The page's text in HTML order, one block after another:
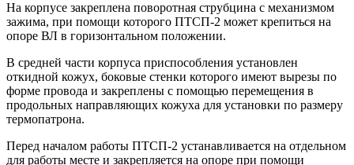
На корпусе закреплена поворотная струбцина с механизмом
зажима, при помощи которого ПТСП-2 может крепиться на
опоре ВЛ в горизонтальном положении.
В средней части корпуса приспособления установлен
откидной кожух, боковые стенки которого имеют вырезы по
форме провода и закреплены с помощью перемещения в
продольных направляющих кожуха для установки по размеру
термопатрона.
Перед началом работы ПТСП-2 устанавливается на отдельном
для работы месте и закрепляется на опоре при помощи